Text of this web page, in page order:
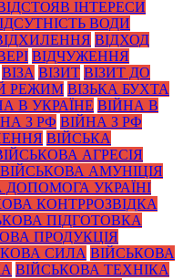
ІНТЕРЕСИ
ВОДИ
ВІДХОД
ВІДЧУЖЕННЯ
ВІЗА ВІЗИТ ВІЗИТ ДО
РЕЖИМ ВІЗЬКА БУХТА
В УКРАЇНЕ ВІЙНА В
З РФ ВІЙНА З РФ
ВІЙСЬКА
АГРЕСІЯ
ВІЙСЬКОВА АМУНІЦІЯ
ДОПОМОГА УКРАЇНІ
КОНТРРОЗВІДКА
ПІДГОТОВКА
ПРОДУКЦІЯ
СИЛА ВІЙСЬКОВА
ВІЙСЬКОВА ТЕХНІКА